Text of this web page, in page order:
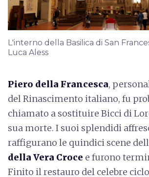
L'interno della Basilica di San
Luca Aless
Piero della Francesca,
del Rinascimento italiano, fu
chiamato a sostituire Bicci di
sua morte. I suoi splendidi
raffigurano le quindici scene
della Vera Croce e furono
Finito il restauro del celebre